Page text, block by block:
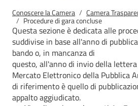
Briciole di pane
Conoscere la Camera Camera
Procedure di gara concluse
Questa sezione è dedicata alle
suddivise in base all'anno di
bando o, in mancanza di
questo, all'anno di invio della
Mercato Elettronico della Pubblica
di riferimento è quello di
appalto aggiudicato.